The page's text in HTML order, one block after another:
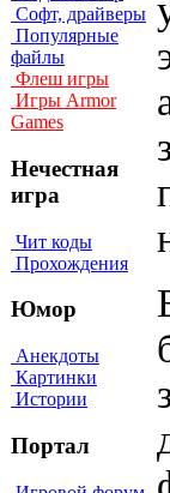
Софт, драйверы
Популярные
файлы
Флеш игры
Игры Armor
Games
Нечестная
игра
Чит коды
Прохождения
Юмор
Анекдоты
Картинки
Истории
Портал